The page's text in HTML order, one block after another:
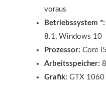
voraus
Betriebssystem *:
8.1, Windows 10
Prozessor: Core
Arbeitsspeicher:
Grafik: GTX